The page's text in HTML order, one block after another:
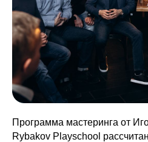
Программа мастеринга от
Rybakov Playschool